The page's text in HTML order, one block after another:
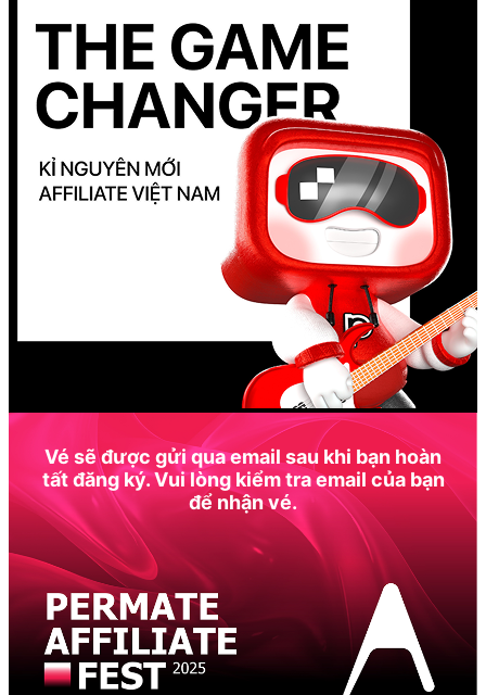
Vé sẽ được gửi qua email sau khi bạn hoàn
tất đăng ký. Vui lòng kiểm tra email của bạn
để nhận vé.